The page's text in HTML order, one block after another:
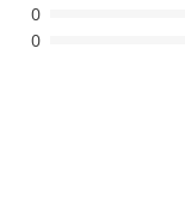
0
0